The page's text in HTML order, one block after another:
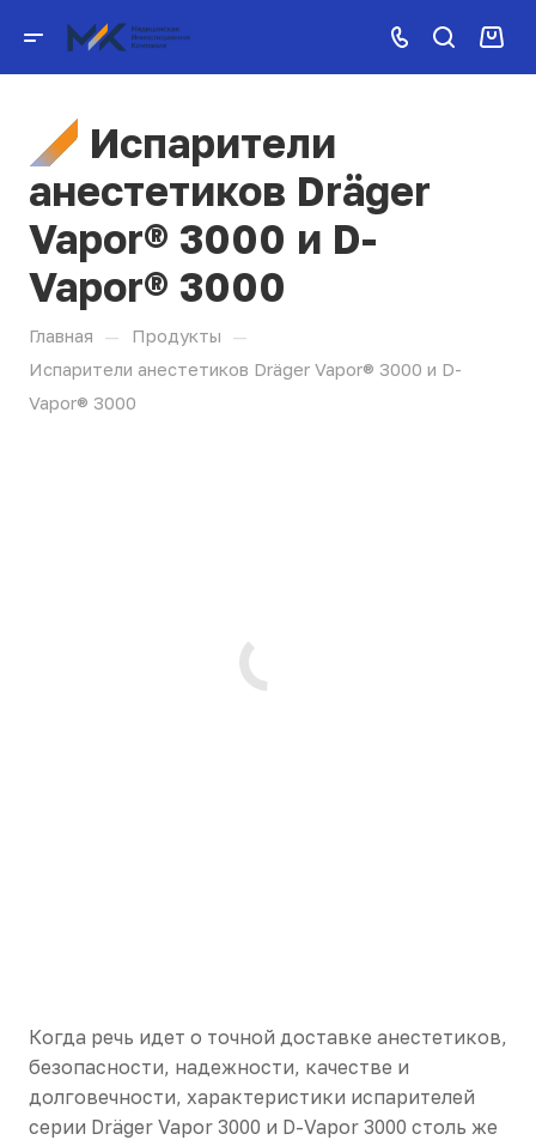
Испарители
анестетиков Dräger
Vapor® 3000 и D-
Vapor® 3000
Главная — Продукты —
Испарители анестетиков Dräger Vapor® 3000 и D-
Vapor® 3000
Когда речь идет о точной доставке анестетиков,
безопасности, надежности, качестве и
долговечности, характеристики испарителей
серии Dräger Vapor 3000 и D-Vapor 3000 столь же